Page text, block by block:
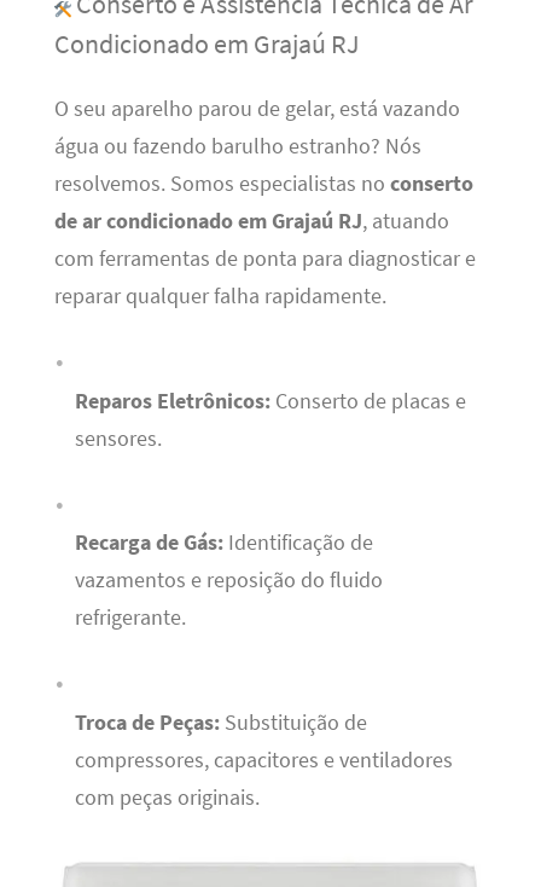
Condicionado em Grajaú RJ
O seu aparelho parou de gelar, está vazando
água ou fazendo barulho estranho? Nós
resolvemos. Somos especialistas no conserto
de ar condicionado em Grajaú RJ, atuando
com ferramentas de ponta para diagnosticar e
reparar qualquer falha rapidamente.
Reparos Eletrônicos:Conserto de placas e
sensores.
Recarga de Gás:Identificação de
vazamentos e reposição do fluido
refrigerante.
Troca de Peças:Substituição de
compressores, capacitores e ventiladores
com peças originais.